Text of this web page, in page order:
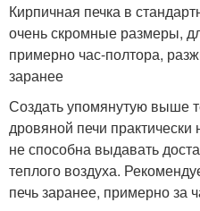
Кирпичная печка в
очень скромные размеры,
примерно час-полтора,
заранее
Создать упомянутую выше
дровяной печи
не способна выдавать
теплого воздуха.
печь заранее, примерно за